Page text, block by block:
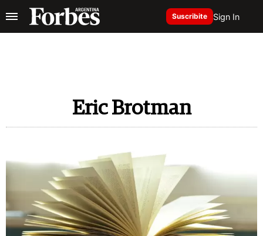
Suscribite Sign In
Eric Brotman